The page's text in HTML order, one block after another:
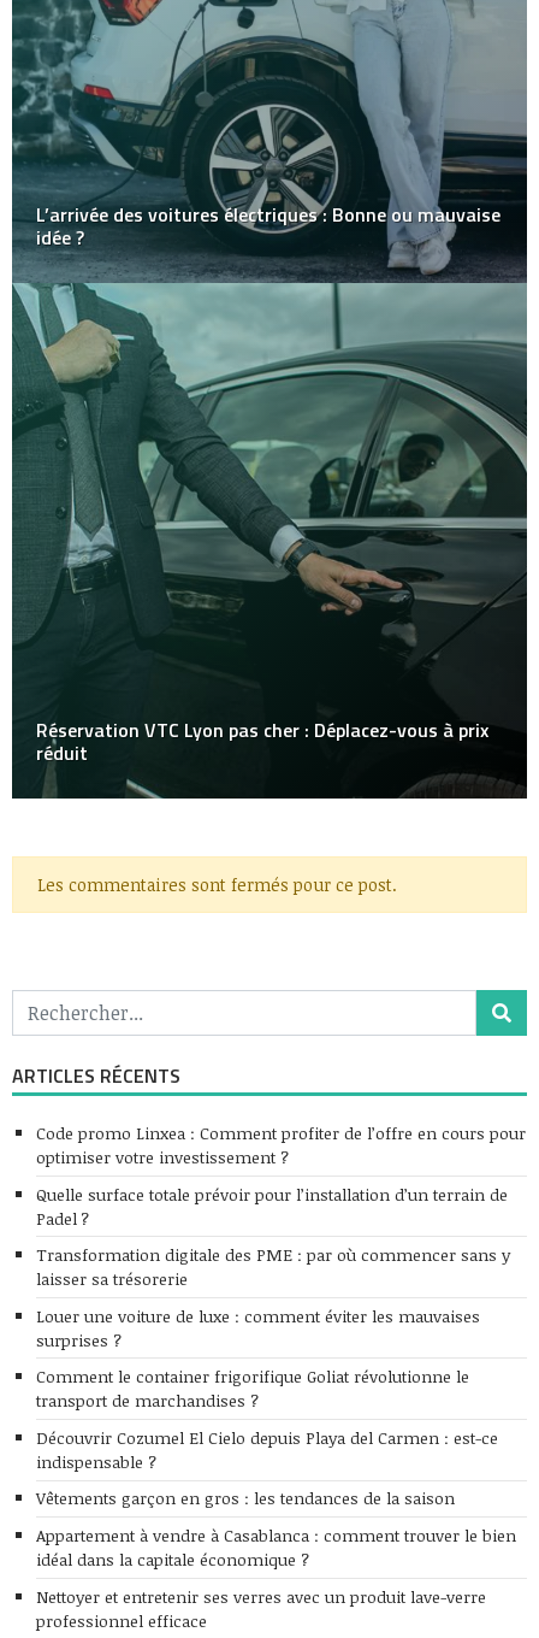
L’arrivée des voitures électriques : Bonne ou mauvaise
idée ?
Réservation VTC Lyon pas cher : Déplacez-vous à prix
réduit
Les commentaires sont fermés pour ce post.
ARTICLES RÉCENTS
Code promo Linxea : Comment profiter de l’offre en cours pour
optimiser votre investissement ?
Quelle surface totale prévoir pour l’installation d’un terrain de
Padel ?
Transformation digitale des PME : par où commencer sans y
laisser sa trésorerie
Louer une voiture de luxe : comment éviter les mauvaises
surprises ?
Comment le container frigorifique Goliat révolutionne le
transport de marchandises ?
Découvrir Cozumel El Cielo depuis Playa del Carmen : est-ce
indispensable ?
Vêtements garçon en gros : les tendances de la saison
Appartement à vendre à Casablanca : comment trouver le bien
idéal dans la capitale économique ?
Nettoyer et entretenir ses verres avec un produit lave-verre
professionnel efficace